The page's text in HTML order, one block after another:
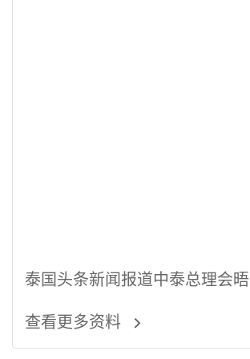
泰国头条新闻报道中泰总理会晤
查看更多资料